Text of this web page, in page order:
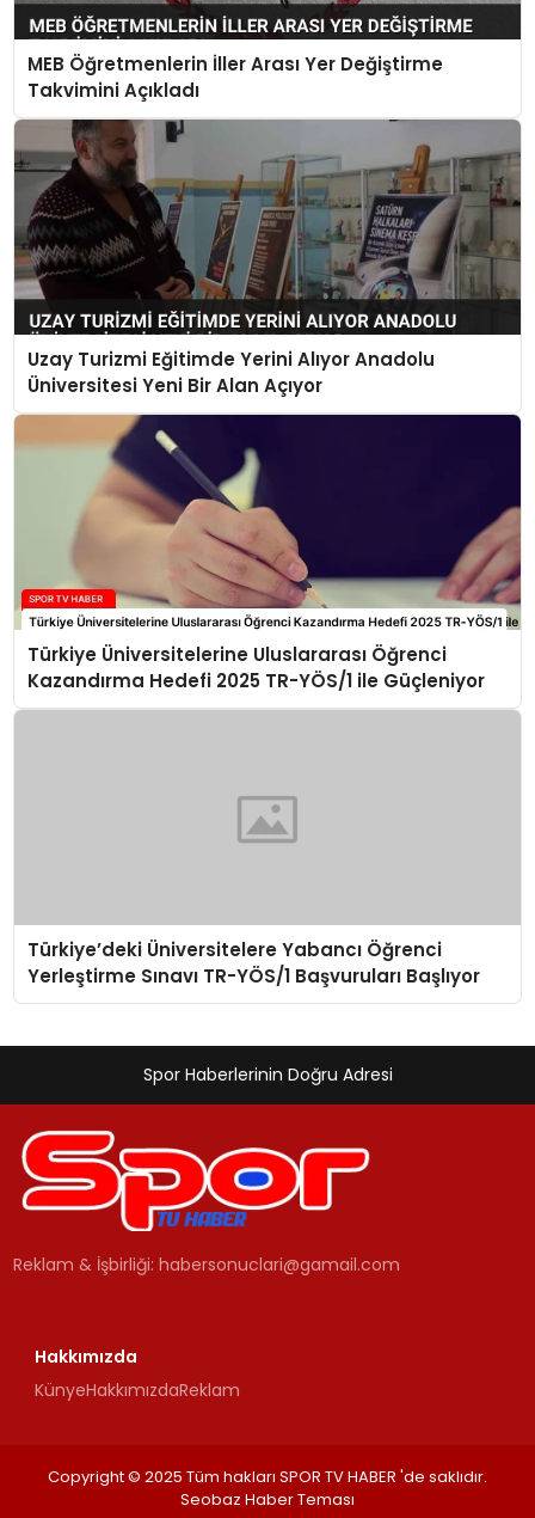
MEB Öğretmenlerin İller Arası Yer Değiştirme
Takvimini Açıkladı
Uzay Turizmi Eğitimde Yerini Alıyor Anadolu
Üniversitesi Yeni Bir Alan Açıyor
Türkiye Üniversitelerine Uluslararası Öğrenci
Kazandırma Hedefi 2025 TR-YÖS/1 ile Güçleniyor
Türkiye’deki Üniversitelere Yabancı Öğrenci
Yerleştirme Sınavı TR-YÖS/1 Başvuruları Başlıyor
Spor Haberlerinin Doğru Adresi
Reklam & İşbirliği:habersonuclari@gamail.com
Hakkımızda
KünyeHakkımızdaReklam
Copyright © 2025 Tüm hakları SPOR TV HABER 'de saklıdır.
Seobaz Haber Teması